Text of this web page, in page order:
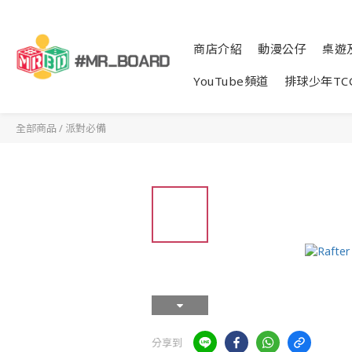
商店介紹 動漫公仔 桌遊
YouTube頻道 排球少年
全部商品 / 派對必備
分享到